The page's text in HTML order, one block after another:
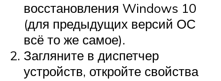
восстановления Windows 10
(для предыдущих версий ОС
всё то же самое).
Загляните в диспетчер
устройств, откройте свойства